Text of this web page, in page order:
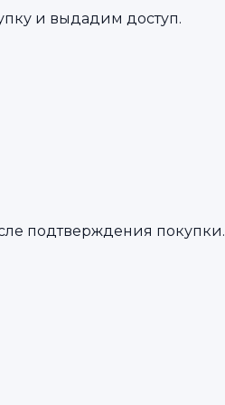
и выдадим доступ.
подтверждения покупки.